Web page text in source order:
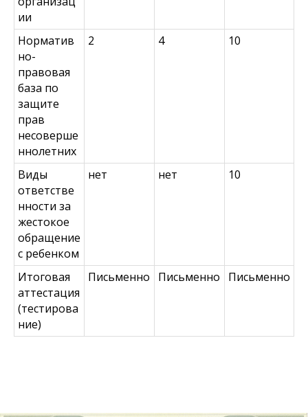
ии
Норматив
но-
правовая
база по
защите
прав
несоверше
ннолетних
2 4 10
Виды
ответстве
нности за
жестокое
обращение
с ребенком
нет нет 10
Итоговая
аттестация
(тестирова
ние)
Письменно Письменно Письменно